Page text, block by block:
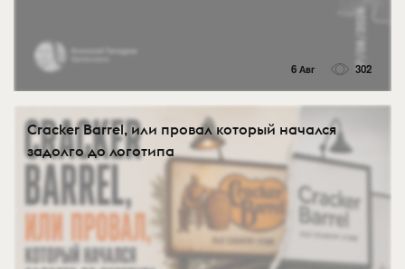
6 Авг 302
Cracker Barrel, или провал который начался
задолго до логотипа